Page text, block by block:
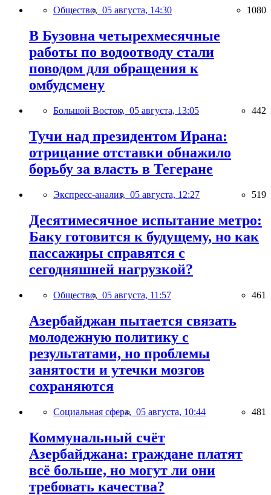
Общество, 05 августа, 14:30 1080
В Бузовна четырехмесячные
работы по водоотводу стали
поводом для обращения к
омбудсмену
Большой Восток, 05 августа, 13:05 442
Тучи над президентом Ирана:
отрицание отставки обнажило
борьбу за власть в Тегеране
Экспресс-анализ, 05 августа, 12:27 519
Десятимесячное испытание метро:
Баку готовится к будущему, но как
пассажиры справятся с
сегодняшней нагрузкой?
Общество, 05 августа, 11:57 461
Азербайджан пытается связать
молодежную политику с
результатами, но проблемы
занятости и утечки мозгов
сохраняются
Социальная сфера, 05 августа, 10:44 481
Коммунальный счёт
Азербайджана: граждане платят
всё больше, но могут ли они
требовать качества?